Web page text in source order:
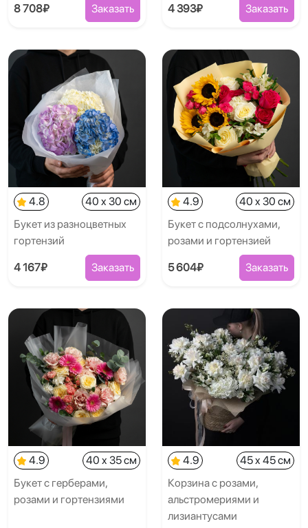
8 708₽ Заказать 4 393₽ Заказать
4.8
40 x 30 см
Букет из разноцветных
гортензий
4 167₽ Заказать
4.9
40 x 30 см
Букет с подсолнухами,
розами и гортензией
5 604₽ Заказать
4.9
40 x 35 см
Букет с герберами,
розами и гортензиями
4.9
45 x 45 см
Корзина с розами,
альстромериями и
лизиантусами